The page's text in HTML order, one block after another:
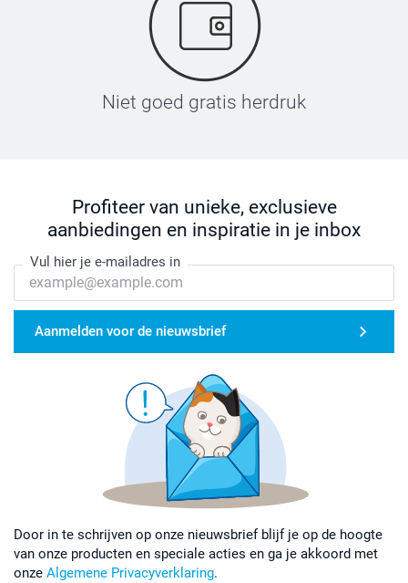
Niet goed gratis herdruk
Profiteer van unieke, exclusieve
aanbiedingen en inspiratie in je inbox
Vul hier je e-mailadres in
Aanmelden voor de nieuwsbrief
Door in te schrijven op onze nieuwsbrief blijf je op de hoogte
van onze producten en speciale acties en ga je akkoord met
onze Algemene Privacyverklaring.